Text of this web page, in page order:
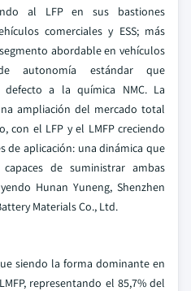
al LFP en sus bastiones
comerciales y ESS; más
abordable en vehículos
autonomía estándar que
a la química NMC. La
ampliación del mercado total
con el LFP y el LMFP creciendo
de aplicación: una dinámica que
de suministrar ambas
Hunan Yuneng, Shenzhen
Materials Co., Ltd.
siendo la forma dominante en
representando el 85,7% del